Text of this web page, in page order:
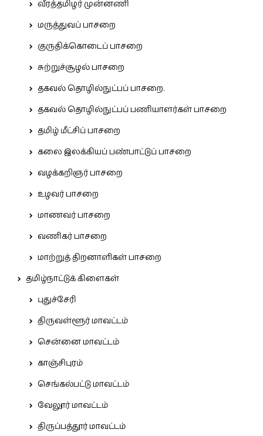
வீரத்தமிழர் முன்னணி
மருத்துவப் பாசறை
குருதிக்கொடைப் பாசறை
சுற்றுச்சூழல் பாசறை
தகவல் தொழில்நுட்பப் பாசறை.
தகவல் தொழில்நுட்பப் பணியாளர்கள் பாசறை
தமிழ் மீட்சிப் பாசறை
கலை இலக்கியப் பண்பாட்டுப் பாசறை
வழக்கறிஞர் பாசறை
உழவர் பாசறை
மாணவர் பாசறை
வணிகர் பாசறை
மாற்றுத் திறனாளிகள் பாசறை
தமிழ்நாட்டுக் கிளைகள்
புதுச்சேரி
திருவள்ளூர் மாவட்டம்
சென்னை மாவட்டம்
காஞ்சிபுரம்
செங்கல்பட்டு மாவட்டம்
வேலூர் மாவட்டம்
திருப்பத்தூர் மாவட்டம்